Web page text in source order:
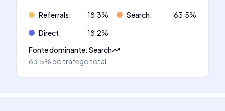
Referrals: 18.3% Search: 63.5%
Direct: 18.2%
Fonte dominante:Search
63.5% do tráfego total